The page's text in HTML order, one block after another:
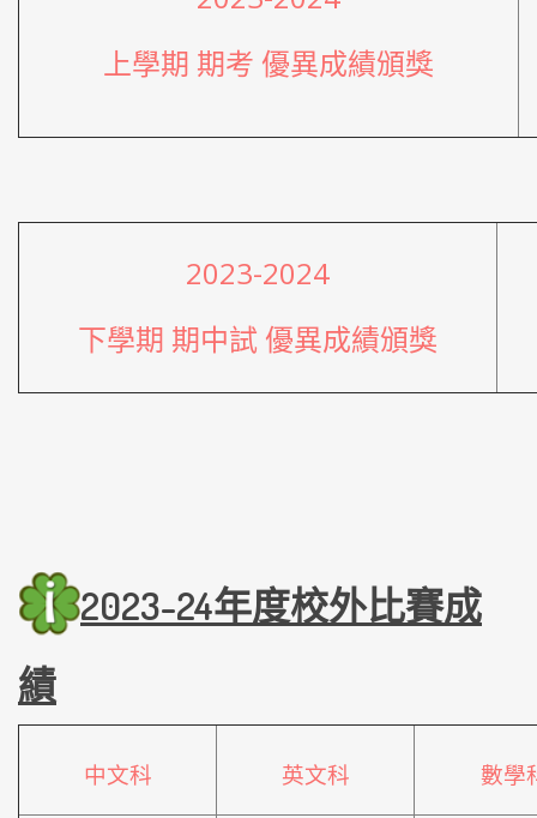
上學期 期考 優異成績頒獎
2023-2024
下學期 期中試 優異成績頒獎
2023-24年度校外比賽成
績
中文科 英文科 數學